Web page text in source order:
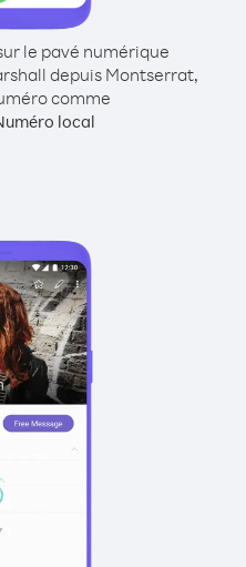
le pavé numérique
depuis Montserrat,
comme
local